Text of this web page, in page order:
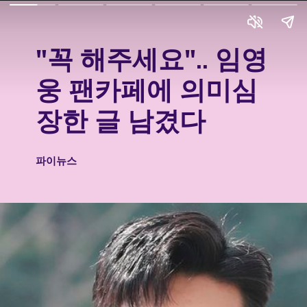
"꼭 해주세요".. 임영
웅 팬카페에 의미심
장한 글 남겼다
파이뉴스